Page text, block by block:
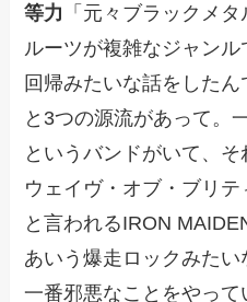
等力 「元々ブラックメ
ルーツが複雑なジャン
回帰みたいな話をした
と3つの源流があって。
というバンドがいて、そ
ウェイヴ・オブ・ブリ
と言われるIRON
あいう爆走ロックみた
一番邪悪なことをやって